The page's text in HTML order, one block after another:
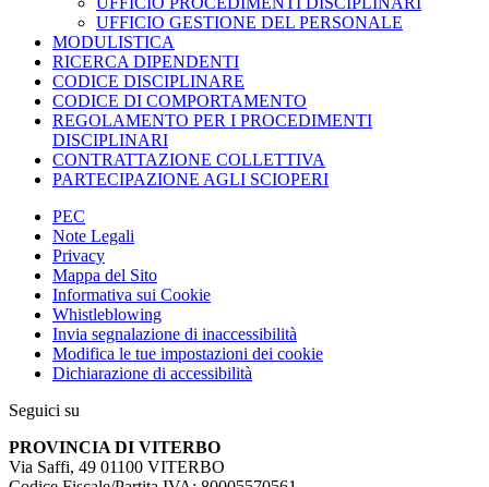
UFFICIO GESTIONE DEL PERSONALE
MODULISTICA
RICERCA DIPENDENTI
CODICE DISCIPLINARE
CODICE DI COMPORTAMENTO
REGOLAMENTO PER I PROCEDIMENTI
DISCIPLINARI
CONTRATTAZIONE COLLETTIVA
PARTECIPAZIONE AGLI SCIOPERI
PEC
Note Legali
Privacy
Mappa del Sito
Informativa sui Cookie
Whistleblowing
Invia segnalazione di inaccessibilità
Modifica le tue impostazioni dei cookie
Dichiarazione di accessibilità
Seguici su
PROVINCIA DI VITERBO
Via Saffi, 49 01100 VITERBO